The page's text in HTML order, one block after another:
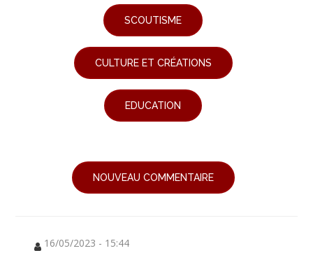
SCOUTISME
CULTURE ET CRÉATIONS
EDUCATION
NOUVEAU COMMENTAIRE
16/05/2023 - 15:44